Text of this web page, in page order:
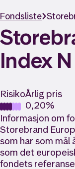
Fondsliste
Index N
RisikoÅrlig pris
0,20%
Informasjon om
Storebrand
som har som
som det
fondets